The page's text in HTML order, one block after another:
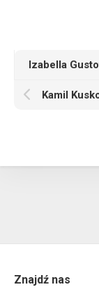
Znajdź nas